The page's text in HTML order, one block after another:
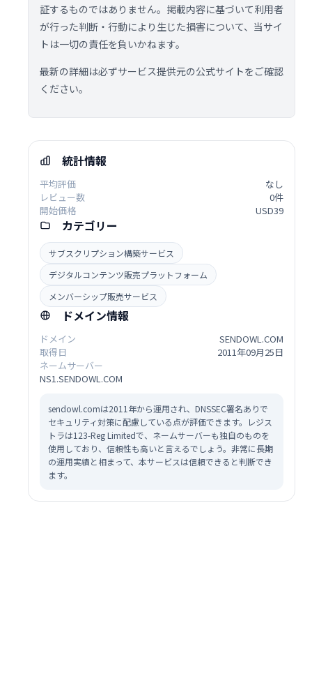
証するものではありません。掲載内容に基づいて利用者
が行った判断・行動により生じた損害について、当サイ
トは一切の責任を負いかねます。
最新の詳細は必ずサービス提供元の公式サイトをご確認
ください。
統計情報
平均評価
なし
レビュー数
0件
開始価格
USD39
カテゴリー
サブスクリプション構築サービス
デジタルコンテンツ販売プラットフォーム
メンバーシップ販売サービス
ドメイン情報
ドメイン
SENDOWL.COM
取得日
2011年09月25日
ネームサーバー
NS1.SENDOWL.COM
sendowl.comは2011年から運用され、DNSSEC署名ありで
セキュリティ対策に配慮している点が評価できます。レジス
トラは123-Reg Limitedで、ネームサーバーも独自のものを
使用しており、信頼性も高いと言えるでしょう。非常に長期
の運用実績と相まって、本サービスは信頼できると判断でき
ます。